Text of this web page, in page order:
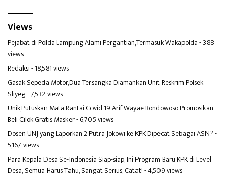
Views
Pejabat di Polda Lampung Alami Pergantian,Termasuk Wakapolda- 388
views
Redaksi- 18,581 views
Gasak Sepeda Motor,Dua Tersangka Diamankan Unit Reskrim Polsek
Sliyeg- 7,532 views
Unik,Putuskan Mata Rantai Covid 19 Arif Wayae Bondowoso Promosikan
Beli Cilok Gratis Masker- 6,705 views
Dosen UNJ yang Laporkan 2 Putra Jokowi ke KPK Dipecat Sebagai ASN?-
5,167 views
Para Kepala Desa Se-Indonesia Siap-siap, Ini Program Baru KPK di Level
Desa, Semua Harus Tahu, Sangat Serius, Catat!- 4,509 views